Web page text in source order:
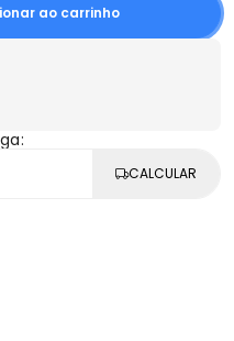
ao carrinho
CALCULAR